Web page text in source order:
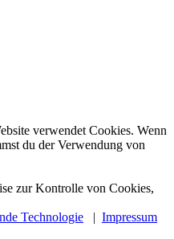
verwendet Cookies. Wenn
du der Verwendung von
zur Kontrolle von Cookies,
Technologie | Impressum